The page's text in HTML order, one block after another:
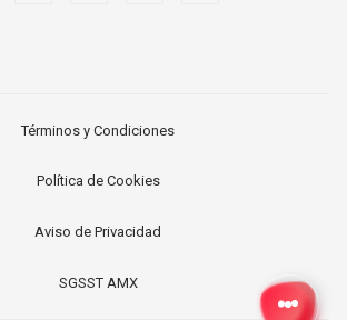
Términos y Condiciones
Política de Cookies
Aviso de Privacidad
SGSST AMX